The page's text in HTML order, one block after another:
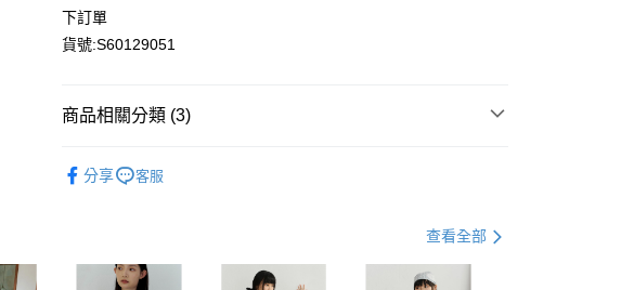
便利好安心！
１．簡單：不需註冊會員、不需綁卡、不需儲值。
２．便利：只要手機號碼，簡訊認證，即可結帳。
【「AFTEE先享後付」結帳流程】
１．於結帳方式選擇「AFTEE先享後付」後，將跳轉至「AFTEE先享後
２．訂單成立數日內，您將收到繳費通知簡訊。
３．收到繳費通知簡訊後14天內，點擊此簡訊中的連結，可透過四大超商
絡購買商品的店家。未經商家同意取消之訂單仍視為有效，需透過AFTEE
先享後付繳納相關費用。
※ 交易是否成功請以「AFTEE先享後付 」之結帳頁面顯示為準，若有關於
運送方式
每筆NT$80，滿NT$1,200(含以上)免運費
付款後全家取貨
每筆NT$80，滿NT$1,200(含以上)免運費
下訂單
貨號:S60129051
商品相關分類 (3)
分享 客服
查看全部